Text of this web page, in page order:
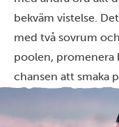
bekväm vistelse.
med två sovrum
poolen, promenera
chansen att smaka